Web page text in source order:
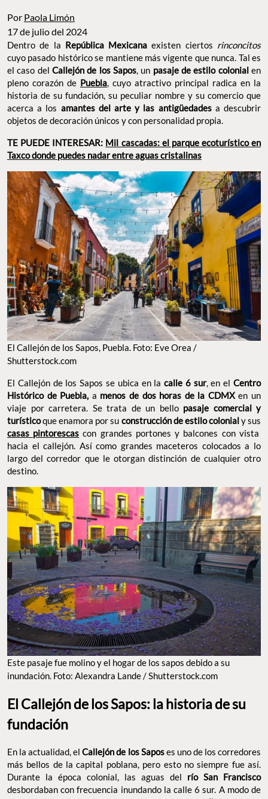
Por Paola Limón
17 de julio del 2024
Dentro de la República Mexicana existen ciertos rinconcitos
cuyo pasado histórico se mantiene más vigente que nunca. Tal es
el caso del Callejón de los Sapos, un pasaje de estilo colonialen
pleno corazón de Puebla, cuyo atractivo principal radica en la
historia de su fundación, su peculiar nombre y su comercio que
acerca a los amantes del arte y las antigüedadesa descubrir
objetos de decoración únicos y con personalidad propia.
TE PUEDE INTERESAR: Mil cascadas: el parque ecoturístico en
Taxco donde puedes nadar entre aguas cristalinas
El Callejón de los Sapos, Puebla. Foto: Eve Orea /
Shutterstock.com
El Callejón de los Sapos se ubica en lacalle 6 sur, en el Centro
Histórico de Puebla, a menos de dos horas de la CDMXen un
viaje por carretera. Se trata de un bello pasaje comercial y
turísticoque enamora por su construcción de estilo colonialy sus
casas pintorescas con grandes portones y balcones con vista
hacia el callejón. Así como grandes maceteros colocados a lo
largo del corredor que le otorgan distinción de cualquier otro
destino.
Este pasaje fue molino y el hogar de los sapos debido a su
inundación. Foto: Alexandra Lande / Shutterstock.com
El Callejón de los Sapos: la historia de su
fundación
En la actualidad, elCallejón de los Saposes uno de los corredores
más bellos de la capital poblana, pero esto no siempre fue así.
Durante la época colonial, las aguas del río San Francisco
desbordaban con frecuencia inundando la calle 6 sur. A modo de